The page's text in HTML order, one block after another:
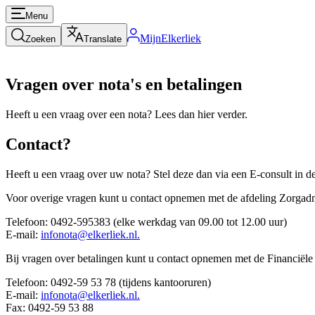
Menu
Zoeken Translate MijnElkerliek
Vragen over nota's en betalingen
Heeft u een vraag over een nota? Lees dan hier verder.
Contact?
Heeft u een vraag over uw nota? Stel deze dan via een E-consult in
Voor overige vragen kunt u contact opnemen met de afdeling
Telefoon: 0492-595383 (elke werkdag van 09.00 tot 12.00 uur)
E-mail: infonota@elkerliek.nl.
Bij vragen over betalingen kunt u contact opnemen met de
Telefoon: 0492-59 53 78 (tijdens kantooruren)
E-mail: infonota@elkerliek.nl.
Fax: 0492-59 53 88